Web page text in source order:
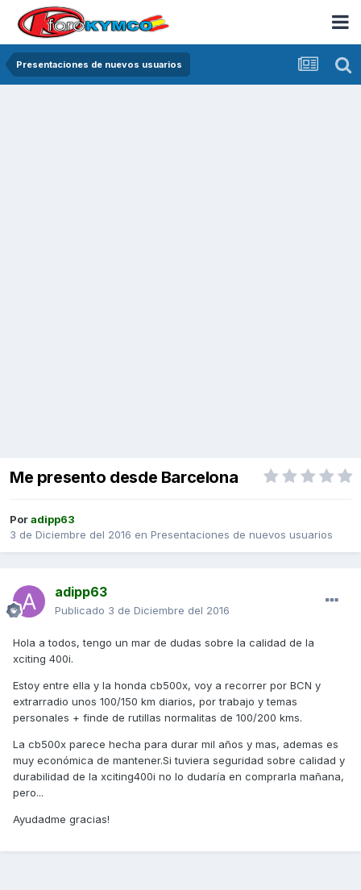
Presentaciones de nuevos usuarios
Me presento desde Barcelona
Poradipp63
3 de Diciembre del 2016 en Presentaciones de nuevos usuarios
adipp63
Publicado 3 de Diciembre del 2016
Hola a todos, tengo un mar de dudas sobre la calidad de la
xciting 400i.
Estoy entre ella y la honda cb500x, voy a recorrer por BCN y
extrarradio unos 100/150 km diarios, por trabajo y temas
personales + finde de rutillas normalitas de 100/200 kms.
La cb500x parece hecha para durar mil años y mas, ademas es
muy económica de mantener.Si tuviera seguridad sobre calidad y
durabilidad de la xciting400i no lo dudaría en comprarla mañana,
pero...
Ayudadme gracias!